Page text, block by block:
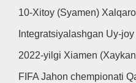
10-Xitoy (Syamen)
Integratsiyalashgan Uy-
2022-yilgi Xiamen
FIFA Jahon chempionati